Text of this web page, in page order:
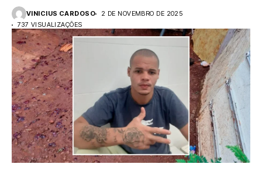
VINICIUS CARDOSO
2 DE NOVEMBRO DE 2025
737 VISUALIZAÇÕES